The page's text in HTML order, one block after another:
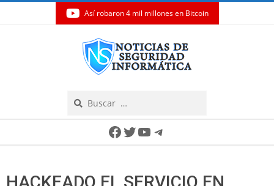
Así robaron 4 mil millones en Bitcoin
Facebook
Twitter
YouTube
Telegram